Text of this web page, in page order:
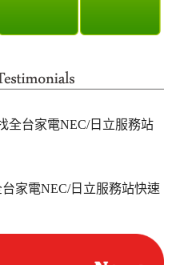
全台家電NEC/日立服務站
家電NEC/日立服務站快速